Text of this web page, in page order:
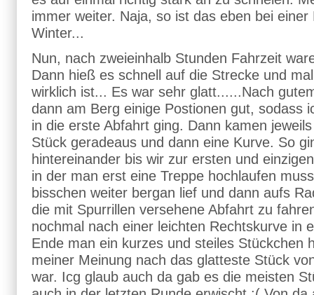
immer weiter. Naja, so ist das eben bei
Winter...
Nun, nach zweieinhalb Stunden Fahrzeit
Dann hieß es schnell auf die Strecke und
wirklich ist... Es war sehr glatt......Nach
dann am Berg einige Postionen gut, sodass
in die erste Abfahrt ging. Dann kamen
Stück geradeaus und dann eine Kurve. So
hintereinander bis wir zur ersten und
in der man erst eine Treppe hochlaufen
bisschen weiter bergan lief und dann aufs
die mit Spurrillen versehene Abfahrt zu
nochmal nach einer leichten Rechtskurve in
Ende man ein kurzes und steiles Stückchen
meiner Meinung nach das glatteste Stück
war. Icg glaub auch da gab es die meisten